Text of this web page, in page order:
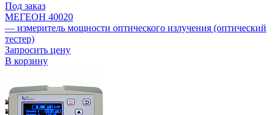
Под заказ
МЕГЕОН 40020
— измеритель мощности оптического излучения (оптический
тестер)
Запросить цену
В корзину